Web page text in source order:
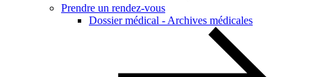
Prendre un rendez-vous
Dossier médical - Archives médicales